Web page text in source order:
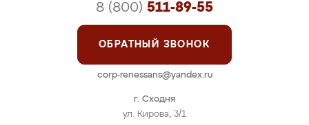
г. Сходня
ул. Кирова, 3/1
8 (800) 511-89-55
ОБРАТНЫЙ ЗВОНОК
corp-renessans@yandex.ru